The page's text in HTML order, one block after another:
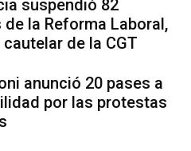
suspendió 82
la Reforma Laboral,
de la CGT
anunció 20 pases a
por las protestas